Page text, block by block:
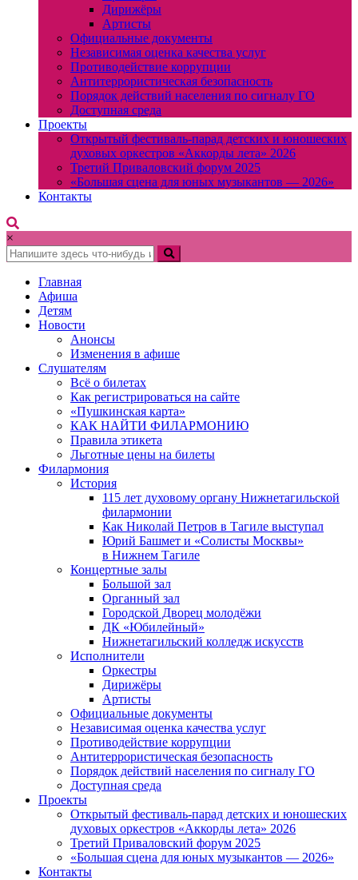
Дирижёры
Артисты
Официальные документы
Независимая оценка качества услуг
Противодействие коррупции
Антитеррористическая безопасность
Порядок действий населения по сигналу ГО
Доступная среда
Проекты
Открытый фестиваль-парад детских и юношеских
духовых оркестров «Аккорды лета» 2026
Третий Приваловский форум 2025
«Большая сцена для юных музыкантов — 2026»
Контакты
×
Главная
Афиша
Детям
Новости
Анонсы
Изменения в афише
Слушателям
Всё о билетах
Как регистрироваться на сайте
«Пушкинская карта»
КАК НАЙТИ ФИЛАРМОНИЮ
Правила этикета
Льготные цены на билеты
Филармония
История
115 лет духовому органу Нижнетагильской
филармонии
Как Николай Петров в Тагиле выступал
Юрий Башмет и «Солисты Москвы»
в Нижнем Тагиле
Концертные залы
Большой зал
Органный зал
Городской Дворец молодёжи
ДК «Юбилейный»
Нижнетагильский колледж искусств
Исполнители
Оркестры
Дирижёры
Артисты
Официальные документы
Независимая оценка качества услуг
Противодействие коррупции
Антитеррористическая безопасность
Порядок действий населения по сигналу ГО
Доступная среда
Проекты
Открытый фестиваль-парад детских и юношеских
духовых оркестров «Аккорды лета» 2026
Третий Приваловский форум 2025
«Большая сцена для юных музыкантов — 2026»
Контакты